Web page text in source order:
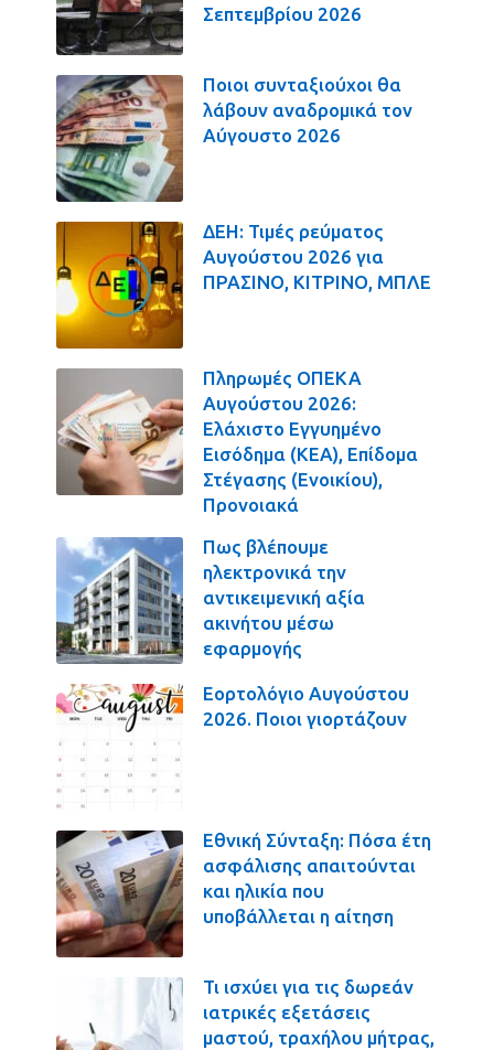
Σεπτεμβρίου 2026
Ποιοι συνταξιούχοι θα
λάβουν αναδρομικά τον
Αύγουστο 2026
ΔΕΗ: Τιμές ρεύματος
Αυγούστου 2026 για
ΠΡΑΣΙΝΟ, ΚΙΤΡΙΝΟ, ΜΠΛΕ
Πληρωμές ΟΠΕΚΑ
Αυγούστου 2026:
Ελάχιστο Εγγυημένο
Εισόδημα (ΚΕΑ), Επίδομα
Στέγασης (Ενοικίου),
Προνοιακά
Πως βλέπουμε
ηλεκτρονικά την
αντικειμενική αξία
ακινήτου μέσω
εφαρμογής
Εορτολόγιο Αυγούστου
2026. Ποιοι γιορτάζουν
Εθνική Σύνταξη: Πόσα έτη
ασφάλισης απαιτούνται
και ηλικία που
υποβάλλεται η αίτηση
Τι ισχύει για τις δωρεάν
ιατρικές εξετάσεις
μαστού, τραχήλου μήτρας,